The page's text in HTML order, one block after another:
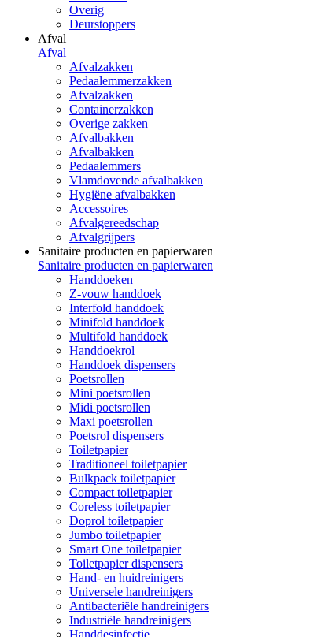
Overig
Deurstoppers
Afval
Afval
Afvalzakken
Pedaalemmerzakken
Afvalzakken
Containerzakken
Overige zakken
Afvalbakken
Afvalbakken
Pedaalemmers
Vlamdovende afvalbakken
Hygiëne afvalbakken
Accessoires
Afvalgereedschap
Afvalgrijpers
Sanitaire producten en papierwaren
Sanitaire producten en papierwaren
Handdoeken
Z-vouw handdoek
Interfold handdoek
Minifold handdoek
Multifold handdoek
Handdoekrol
Handdoek dispensers
Poetsrollen
Mini poetsrollen
Midi poetsrollen
Maxi poetsrollen
Poetsrol dispensers
Toiletpapier
Traditioneel toiletpapier
Bulkpack toiletpapier
Compact toiletpapier
Coreless toiletpapier
Doprol toiletpapier
Jumbo toiletpapier
Smart One toiletpapier
Toiletpapier dispensers
Hand- en huidreinigers
Universele handreinigers
Antibacteriële handreinigers
Industriële handreinigers